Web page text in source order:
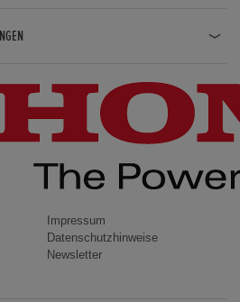
Impressum
Datenschutzhinweise
Newsletter